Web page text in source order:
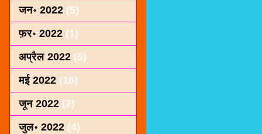
जन॰ 2022 (5)
फ़र॰ 2022 (1)
अप्रैल 2022 (5)
मई 2022 (16)
जून 2022 (2)
जुल॰ 2022 (4)